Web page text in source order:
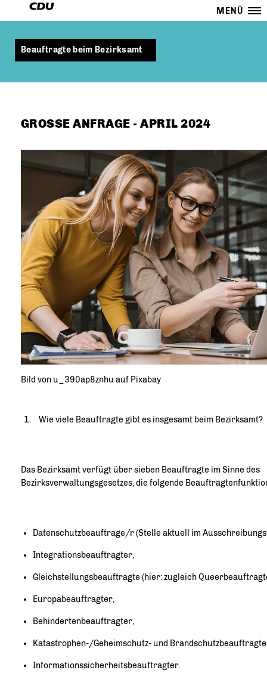
MENÜ
Beauftragte beim Bezirksamt
GROSSE ANFRAGE - APRIL 2024
Bild von u_390ap8znhu auf Pixabay
Wie viele Beauftragte gibt es insgesamt beim Bezirksamt?
Das Bezirksamt verfügt über sieben Beauftragte im Sinne des
Bezirksverwaltungsgesetzes, die folgende
Datenschutzbeauftrage/r (Stelle aktuell im
Integrationsbeauftragter,
Gleichstellungsbeauftragte (hier: zugleich
Europabeauftragter,
Behindertenbeauftragter,
Katastrophen-/Geheimschutz- und
Informationssicherheitsbeauftragter.